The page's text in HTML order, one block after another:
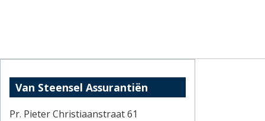
Van Steensel Assurantiën
Pr. Pieter Christiaanstraat 61